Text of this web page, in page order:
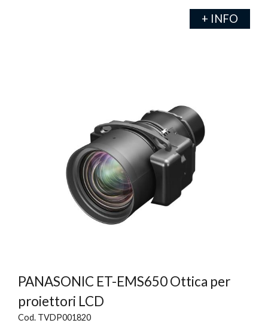
+ INFO
PANASONIC ET-EMS650 Ottica per
proiettori LCD
Cod. TVDP001820